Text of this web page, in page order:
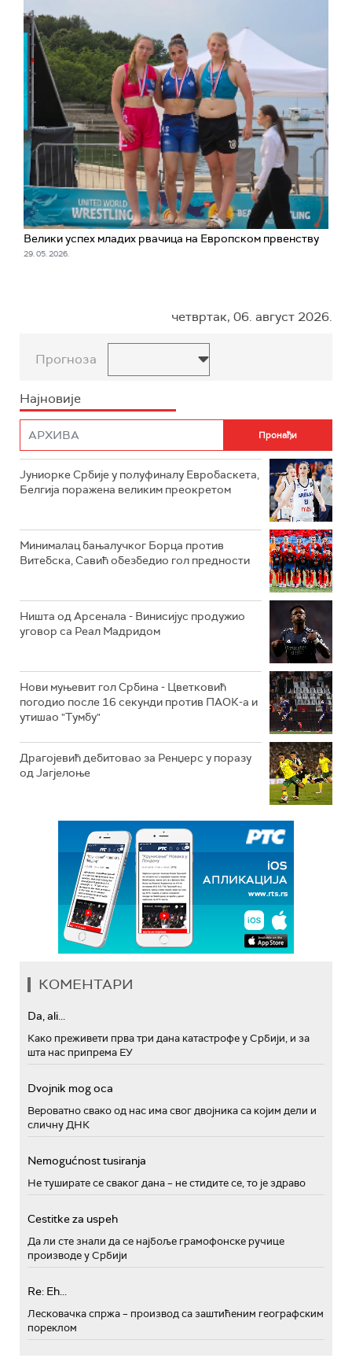
Велики успех младих рвачица на Европском првенству
29. 05. 2026.
четвртак, 06. август 2026.
Прогноза
Најновије
Јуниорке Србије у полуфиналу Евробаскета,
Белгија поражена великим преокретом
Минималац бањалучког Борца против
Витебска, Савић обезбедио гол предности
Ништа од Арсенала - Винисијус продужио
уговор са Реал Мадридом
Нови муњевит гол Србина - Цветковић
погодио после 16 секунди против ПАОК-а и
утишао "Тумбу"
Драгојевић дебитовао за Ренџерс у поразу
од Јагјелоње
КОМЕНТАРИ
Da, ali...
Како преживети прва три дана катастрофе у Србији, и за
шта нас припрема ЕУ
Dvojnik mog oca
Вероватно свако од нас има свог двојника са којим дели и
сличну ДНК
Nemogućnost tusiranja
Не туширате се сваког дана – не стидите се, то је здраво
Cestitke za uspeh
Да ли сте знали да се најбоље грамофонске ручице
производе у Србији
Re: Eh...
Лесковачка спржа – производ са заштићеним географским
пореклом